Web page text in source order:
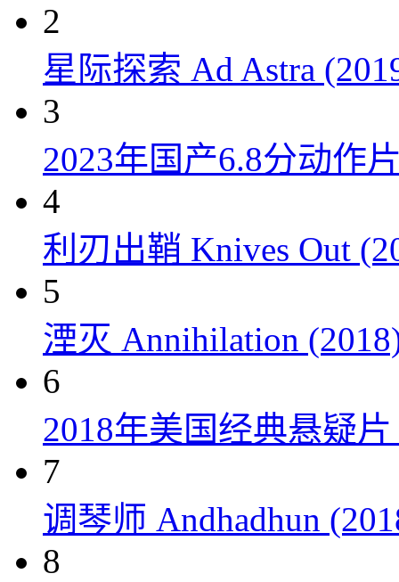
2
星际探索 Ad Astra
3
2023年国产6.8分动作
4
利刃出鞘 Knives Out
5
湮灭 Annihilation
6
2018年美国经典悬疑
7
调琴师 Andhadhun
8